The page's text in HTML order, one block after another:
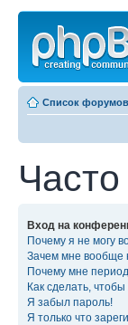
Список форумов
Вход на
Почему я не могу
Зачем мне вообще
Почему мне
Как сделать,
Я забыл пароль!
Я только что